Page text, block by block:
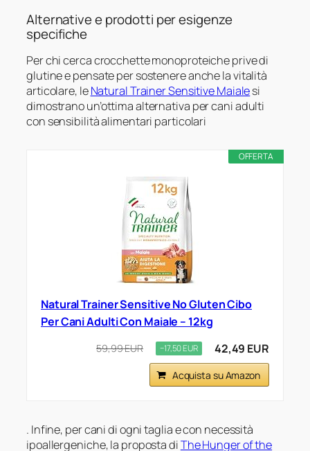
Alternative e prodotti per esigenze
specifiche
Per chi cerca crocchette monoproteiche prive di
glutine e pensate per sostenere anche la vitalità
articolare, leNatural Trainer Sensitive Maialesi
dimostrano un’ottima alternativa per cani adulti
con sensibilità alimentari particolari
OFFERTA
Natural Trainer Sensitive No Gluten Cibo
Per Cani Adulti Con Maiale – 12kg
59,99 EUR −17,50 EUR 42,49 EUR
Acquista su Amazon
. Infine, per cani di ogni taglia e con necessità
ipoallergeniche, la proposta diThe Hunger of the